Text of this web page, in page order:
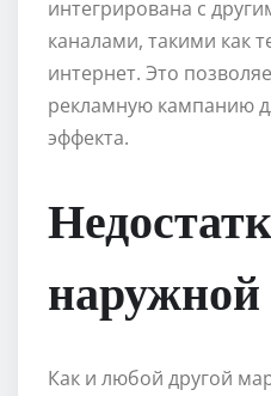
интегрирована с
каналами, такими как
интернет. Это
рекламную кампанию
эффекта.
Как и любой другой